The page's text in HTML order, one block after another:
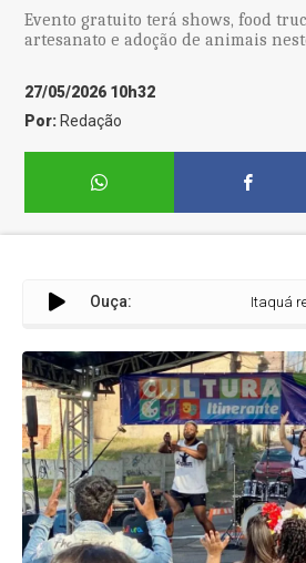
Evento gratuito terá shows, food
artesanato e adoção de animais
27/05/2026 10h32
Por: Redação
Ouça: Itaquá